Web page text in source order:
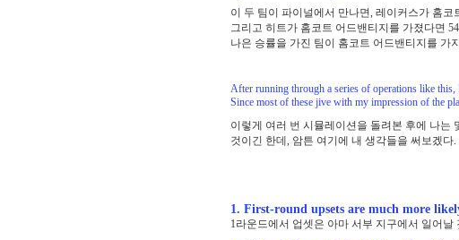
이 두 팀이 파이널에서 만나면, 레이커스가 홈
그리고 히트가 홈코트 어드밴티지를 가졌다면
나은 승률을 가진 팀이 홈코트 어드밴티지를 가
After running through a series of operations like
Since most of these jive with my impression of the
이렇게 여러 번 시뮬레이션을 돌려본 후에 나는
것이긴 한데, 암튼 여기에 내 생각들을 써보겠다.
1. First-round upsets are much more
1라운드에서 업셋은 아마 서부 지구에서 일어날